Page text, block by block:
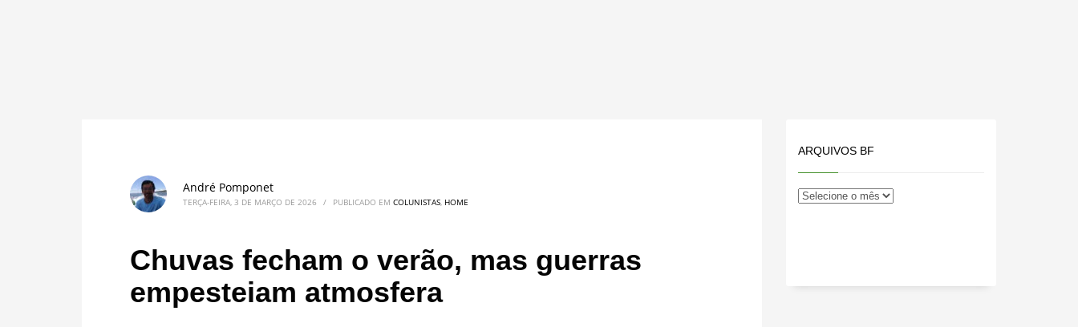
André Pomponet
TERÇA-FEIRA, 3 DE MARÇO DE 2026 / PUBLICADO EM COLUNISTAS, HOME
Chuvas fecham o verão, mas guerras
empesteiam atmosfera
ARQUIVOS BF